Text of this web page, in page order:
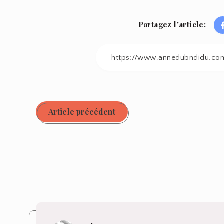
Partagez l'article:
Article précédent